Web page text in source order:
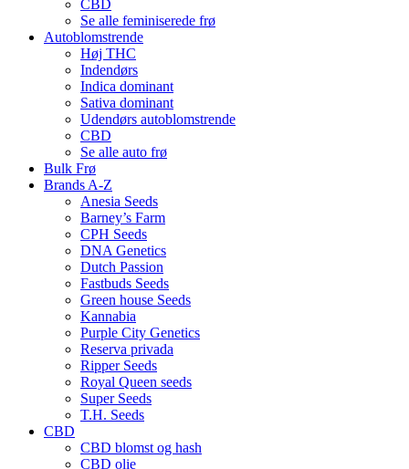
CBD
Se alle feminiserede frø
Autoblomstrende
Høj THC
Indendørs
Indica dominant
Sativa dominant
Udendørs autoblomstrende
CBD
Se alle auto frø
Bulk Frø
Brands A-Z
Anesia Seeds
Barney’s Farm
CPH Seeds
DNA Genetics
Dutch Passion
Fastbuds Seeds
Green house Seeds
Kannabia
Purple City Genetics
Reserva privada
Ripper Seeds
Royal Queen seeds
Super Seeds
T.H. Seeds
CBD
CBD blomst og hash
CBD olie